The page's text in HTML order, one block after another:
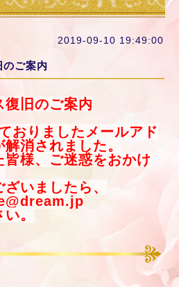
2019-09-10 19:49:00
のご案内
復旧のご案内
おりましたメールアド
消されました。
皆様、ご迷惑をおかけ
いましたら、
。